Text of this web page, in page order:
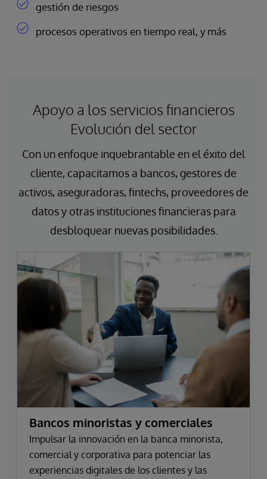
gestión de riesgos
procesos operativos en tiempo real, y más
Apoyo a los servicios financieros
Evolución del sector
Con un enfoque inquebrantable en el éxito del
cliente, capacitamos a bancos, gestores de
activos, aseguradoras, fintechs, proveedores de
datos y otras instituciones financieras para
desbloquear nuevas posibilidades.
Bancos minoristas y comerciales
Impulsar la innovación en la banca minorista,
comercial y corporativa para potenciar las
experiencias digitales de los clientes y las